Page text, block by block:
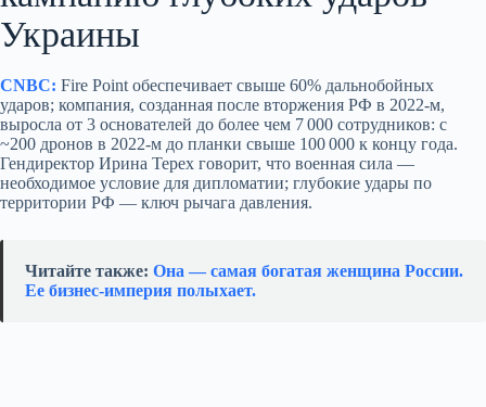
Украины
CNBC: Fire Point обеспечивает свыше 60% дальнобойных
ударов; компания, созданная после вторжения РФ в 2022‑м,
выросла от 3 основателей до более чем 7 000 сотрудников: с
~200 дронов в 2022‑м до планки свыше 100 000 к концу года.
Гендиректор Ирина Терех говорит, что военная сила —
необходимое условие для дипломатии; глубокие удары по
территории РФ — ключ рычага давления.
Читайте также: Она — самая богатая женщина России.
Ее бизнес‑империя полыхает.